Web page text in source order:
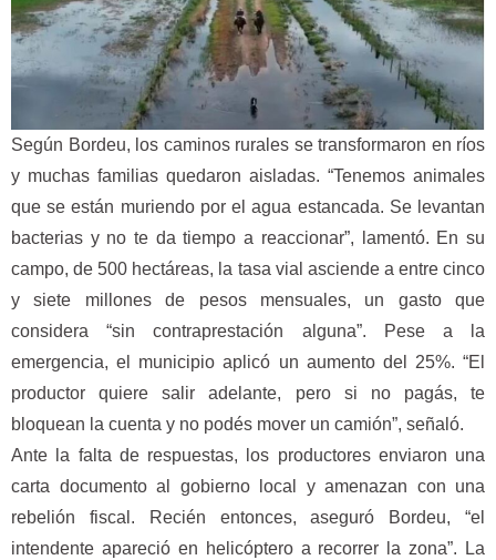
Según Bordeu, los caminos rurales se transformaron en ríos
y muchas familias quedaron aisladas. “Tenemos animales
que se están muriendo por el agua estancada. Se levantan
bacterias y no te da tiempo a reaccionar”, lamentó. En su
campo, de 500 hectáreas, la tasa vial asciende a entre cinco
y siete millones de pesos mensuales, un gasto que
considera “sin contraprestación alguna”. Pese a la
emergencia, el municipio aplicó un aumento del 25%. “El
productor quiere salir adelante, pero si no pagás, te
bloquean la cuenta y no podés mover un camión”, señaló.
Ante la falta de respuestas, los productores enviaron una
carta documento al gobierno local y amenazan con una
rebelión fiscal. Recién entonces, aseguró Bordeu, “el
intendente apareció en helicóptero a recorrer la zona”. La